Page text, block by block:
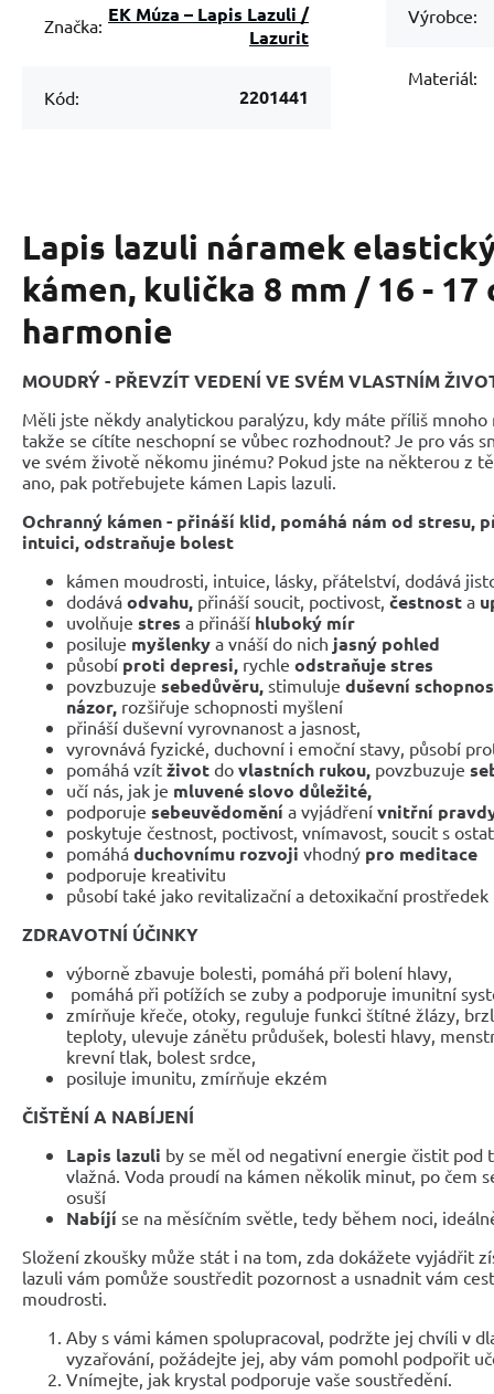
Značka: EK Múza – Lapis Lazuli /
Lazurit
Kód: 2201441
Výrobce:
Materiál:
Lapis lazuli náramek
kámen, kulička 8 mm / 16 - 17
harmonie
MOUDRÝ - PŘEVZÍT VEDENÍ VE SVÉM VLASTNÍM
Měli jste někdy analytickou paralýzu, kdy máte příliš
takže se cítíte neschopní se vůbec rozhodnout? Je pro vás
ve svém životě někomu jinému? Pokud jste na některou z
ano, pak potřebujete kámen Lapis lazuli.
Ochranný kámen - přináší klid, pomáhá nám od stresu,
intuici, odstraňuje bolest
kámen moudrosti, intuice, lásky, přátelství, dodává
dodává odvahu, přináší soucit, poctivost, čestnost a
uvolňuje stres a přináší hluboký mír
posiluje myšlenky a vnáší do nich jasný pohled
působí proti depresi, rychle odstraňuje stres
povzbuzuje sebedůvěru, stimuluje duševní
názor, rozšiřuje schopnosti myšlení
přináší duševní vyrovnanost a jasnost,
vyrovnává fyzické, duchovní i emoční stavy, působí
pomáhá vzít život do vlastních rukou, povzbuzuje
učí nás, jak je mluvené slovo důležité,
podporuje sebeuvědomění a vyjádření vnitřní
poskytuje čestnost, poctivost, vnímavost, soucit s
pomáhá duchovnímu rozvoji vhodný pro meditace
podporuje kreativitu
působí také jako revitalizační a detoxikační prostředek
ZDRAVOTNÍ ÚČINKY
výborně zbavuje bolesti, pomáhá při bolení hlavy,
pomáhá při potížích se zuby a podporuje imunitní
zmírňuje křeče, otoky, reguluje funkci štítné žlázy,
teploty, ulevuje zánětu průdušek, bolesti hlavy,
krevní tlak, bolest srdce,
posiluje imunitu, zmírňuje ekzém
ČIŠTĚNÍ A NABÍJENÍ
Lapis lazuli by se měl od negativní energie čistit pod
vlažná. Voda proudí na kámen několik minut, po čem
osuší
Nabíjí se na měsíčním světle, tedy během noci,
Složení zkoušky může stát i na tom, zda dokážete vyjádřit
lazuli vám pomůže soustředit pozornost a usnadnit vám
moudrosti.
Aby s vámi kámen spolupracoval, podržte jej chvíli v
vyzařování, požádejte jej, aby vám pomohl podpořit
Vnímejte, jak krystal podporuje vaše soustředění.